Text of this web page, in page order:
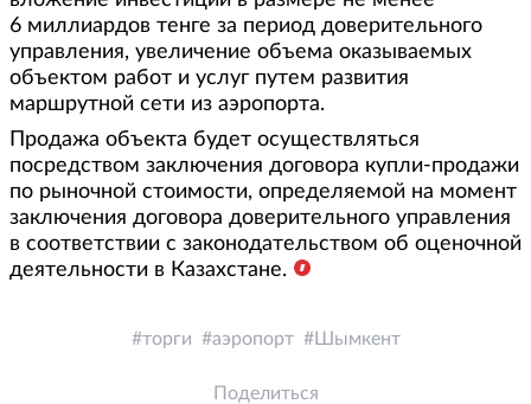
6 миллиардов тенге за период доверительного
управления, увеличение объема оказываемых
объектом работ и услуг путем развития
маршрутной сети из аэропорта.
Продажа объекта будет осуществляться
посредством заключения договора купли-продажи
по рыночной стоимости, определяемой на момент
заключения договора доверительного управления
в соответствии с законодательством об оценочной
деятельности в Казахстане.
торги аэропорт Шымкент
Поделиться